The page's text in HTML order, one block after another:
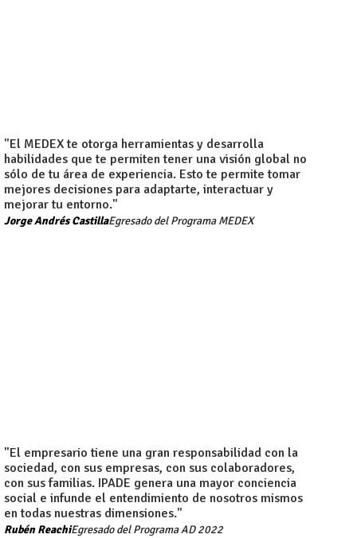
"El MEDEX te otorga herramientas y desarrolla
habilidades que te permiten tener una visión global no
sólo de tu área de experiencia. Esto te permite tomar
mejores decisiones para adaptarte, interactuar y
mejorar tu entorno."
Jorge Andrés CastillaEgresado del Programa MEDEX​
"El empresario tiene una gran responsabilidad con la
sociedad, con sus empresas, con sus colaboradores,
con sus familias. IPADE genera una mayor conciencia
social e infunde el entendimiento de nosotros mismos
en todas nuestras dimensiones."
Rubén ReachiEgresado del Programa AD 2022